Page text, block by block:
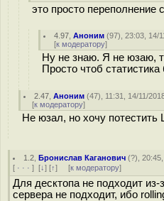
это просто переполнение
4.97 ,Аноним (97), 23:03, 14/
[к модератору]
Ну не знаю. Я не юзаю,
Просто чтоб
2.47 ,Аноним (47), 11:31, 14/11/
[к модератору]
Не юзал, но хочу потестить
1.2 ,Бронислав Каганович (?),
[ · · · ] [↓] [↑] [к модератору]
Для десктопа не подходит
сервера не подходит, ибо